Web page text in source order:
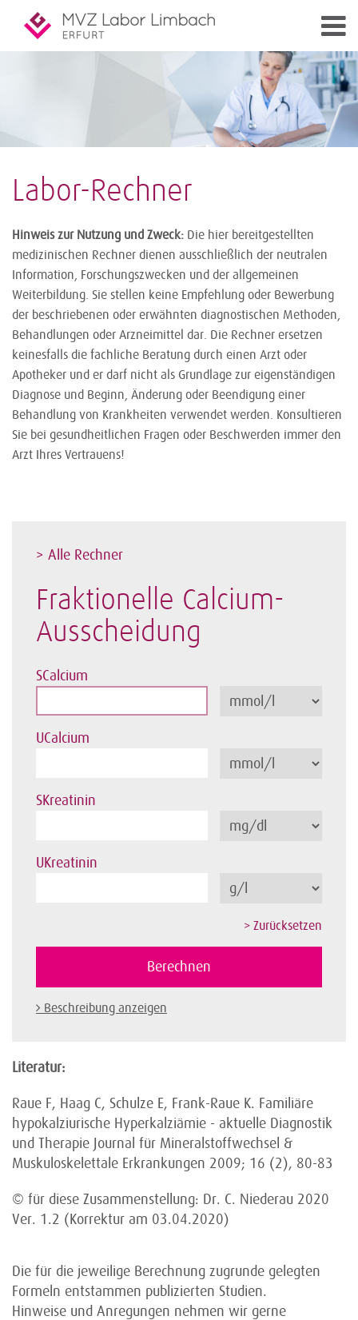
Labor-Rechner
Hinweis zur Nutzung und Zweck: Die hier bereitgestellten
medizinischen Rechner dienen ausschließlich der neutralen
Information, Forschungszwecken und der allgemeinen
Weiterbildung. Sie stellen keine Empfehlung oder Bewerbung
der beschriebenen oder erwähnten diagnostischen Methoden,
Behandlungen oder Arzneimittel dar. Die Rechner ersetzen
keinesfalls die fachliche Beratung durch einen Arzt oder
Apotheker und er darf nicht als Grundlage zur eigenständigen
Diagnose und Beginn, Änderung oder Beendigung einer
Behandlung von Krankheiten verwendet werden. Konsultieren
Sie bei gesundheitlichen Fragen oder Beschwerden immer den
Arzt Ihres Vertrauens!
> Alle Rechner
Fraktionelle Calcium-
Ausscheidung
SCalcium
UCalcium
SKreatinin
UKreatinin
Beschreibung anzeigen
Literatur:
Raue F, Haag C, Schulze E, Frank-Raue K. Familiäre
hypokalziurische Hyperkalziämie - aktuelle Diagnostik
und Therapie Journal für Mineralstoffwechsel &
Muskuloskelettale Erkrankungen 2009; 16 (2), 80-83
© für diese Zusammenstellung: Dr. C. Niederau 2020
Ver. 1.2 (Korrektur am 03.04.2020)
Die für die jeweilige Berechnung zugrunde gelegten
Formeln entstammen publizierten Studien.
Hinweise und Anregungen nehmen wir gerne